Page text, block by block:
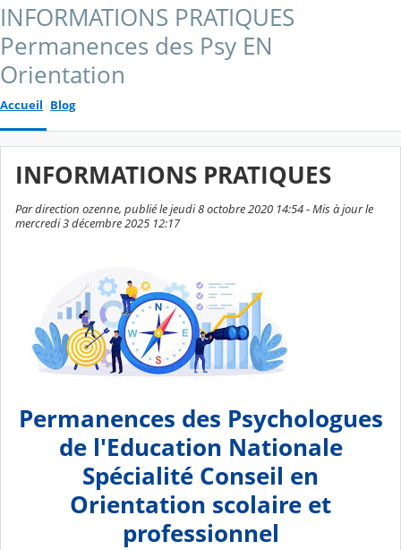
INFORMATIONS PRATIQUES
Permanences des Psy EN
Orientation
Accueil Blog
INFORMATIONS PRATIQUES
Par direction ozenne, publié le jeudi 8 octobre 2020 14:54 - Mis à jour le
mercredi 3 décembre 2025 12:17
Permanences des Psychologues
de l'Education Nationale
Spécialité Conseil en
Orientation scolaire et
professionnel